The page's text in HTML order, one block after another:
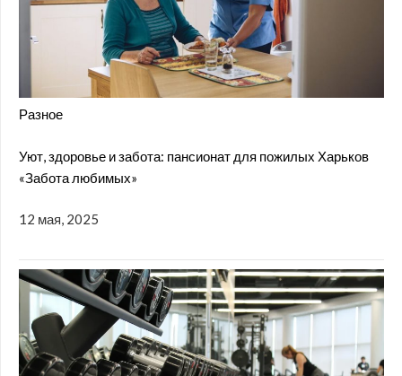
Разное
Уют, здоровье и забота: пансионат для пожилых Харьков
«Забота любимых»
12 мая, 2025